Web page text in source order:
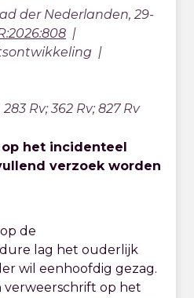
der Nederlanden, 29-
283 Rv; 362 Rv; 827 Rv
het incidenteel
verzoek worden
de
lag het ouderlijk
wil eenhoofdig gezag.
verweerschrift op het